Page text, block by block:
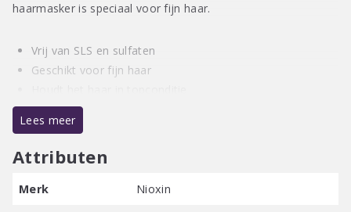
haarmasker is speciaal voor fijn haar.
Vrij van SLS en sulfaten
Geschikt voor fijn haar
Gebruiksaanwijzing:
Intensive Treatment Deep Repair Hair Masque aan op
handdoekdroog haar. Verdeel het masker goed in laat het 3
Lees meer
Attributen
Merk Nioxin